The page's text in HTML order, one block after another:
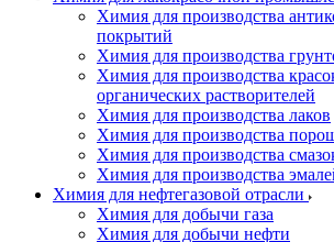
Химия для производства
покрытий
Химия для производства
Химия для производства
органических растворителей
Химия для производства лаков
Химия для производства
Химия для производства
Химия для производства
Химия для нефтегазовой отрасли
Химия для добычи газа
Химия для добычи нефти